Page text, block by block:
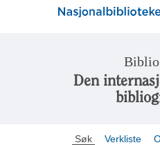
Den
Søk Verkliste